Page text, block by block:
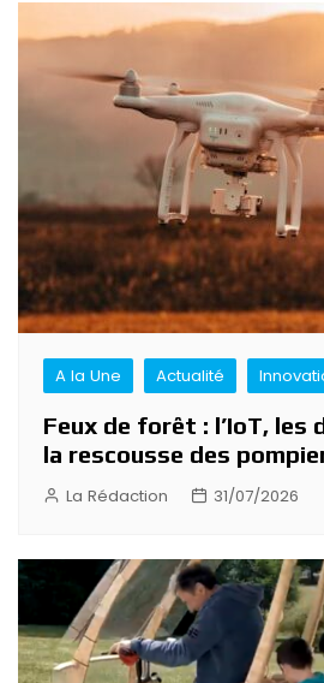
Navigation
de
l’article
A la Une Actualité
Feux de forêt : l’IoT, les
la rescousse des
La Rédaction 31/07/2026